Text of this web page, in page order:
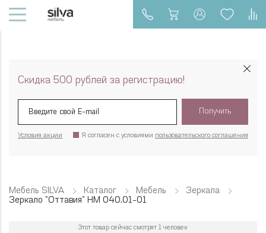
Скидка 500 рублей за регистрацию!
Получить
Я согласен с условиями пользовательского соглашения
Условия акции
Мебель SILVA Каталог Мебель
Зеркала
Зеркало "Оттавия" НМ 040.01-01
Этот товар сейчас смотрят 1 человек